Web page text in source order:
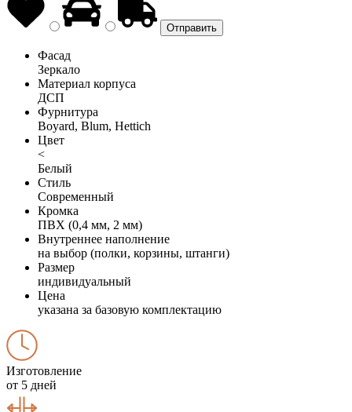
Фасад
Зеркало
Материал корпуса
ДСП
Фурнитура
Boyard, Blum, Hettich
Цвет
<
Белый
Стиль
Современный
Кромка
ПВХ (0,4 мм, 2 мм)
Внутреннее наполнение
на выбор (полки, корзины, штанги)
Размер
индивидуальный
Цена
указана за базовую комплектацию
Изготовление
от 5 дней